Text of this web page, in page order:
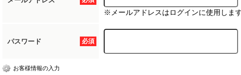
※メールアドレスはログインに使用します
必須
パスワード
お客様情報の入力